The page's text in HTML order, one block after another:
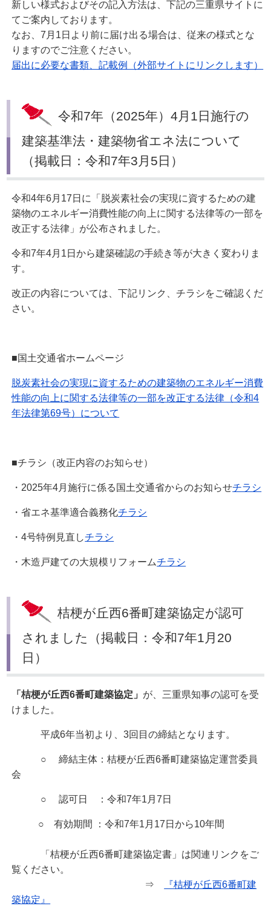
新しい様式およびその記入方法は、下記の三重県サイトに
てご案内しております。
なお、7月1日より前に届け出る場合は、従来の様式とな
りますのでご注意ください。
届出に必要な書類、記載例（外部サイトにリンクします）
令和7年（2025年）4月1日施行の
建築基準法・建築物省エネ法について
（掲載日：令和7年3月5日）
令和4年6月17日に「脱炭素社会の実現に資するための建
築物のエネルギー消費性能の向上に関する法律等の一部を
改正する法律」が公布されました。
令和7年4月1日から建築確認の手続き等が大きく変わりま
す。
改正の内容については、下記リンク、チラシをご確認くだ
さい。
■国土交通省ホームページ
脱炭素社会の実現に資するための建築物のエネルギー消費
性能の向上に関する法律等の一部を改正する法律（令和4
年法律第69号）について
■チラシ（改正内容のお知らせ）
・2025年4月施行に係る国土交通省からのお知らせチラシ
・省エネ基準適合義務化チラシ
・4号特例見直しチラシ
・木造戸建ての大規模リフォームチラシ
桔梗が丘西6番町建築協定が認可
されました（掲載日：令和7年1月20
日）
「桔梗が丘西6番町建築協定」 が、三重県知事の認可を受
けました。
平成6年当初より、3回目の締結となります。
○ 締結主体：桔梗が丘西6番町建築協定運営委員
会
○ 認可日 ：令和7年1月7日
○ 有効期間 ：令和7年1月17日から10年間
「桔梗が丘西6番町建築協定書」は関連リンクをご
覧ください。
⇒
『桔梗が丘西6番町建
築協定』